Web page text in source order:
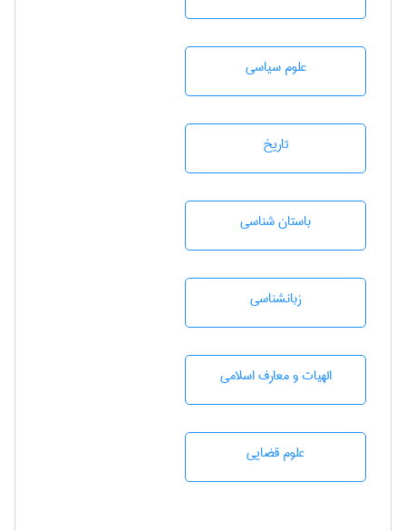
علوم سياسی
تاريخ
باستان شناسی
زبانشناسی
الهیات و معارف اسلامی
علوم قضایی